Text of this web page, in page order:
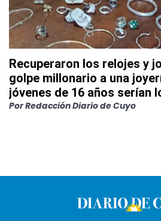
Recuperaron los relojes y
golpe millonario a una
jóvenes de 16 años serían
PorRedacción Diario de Cuyo